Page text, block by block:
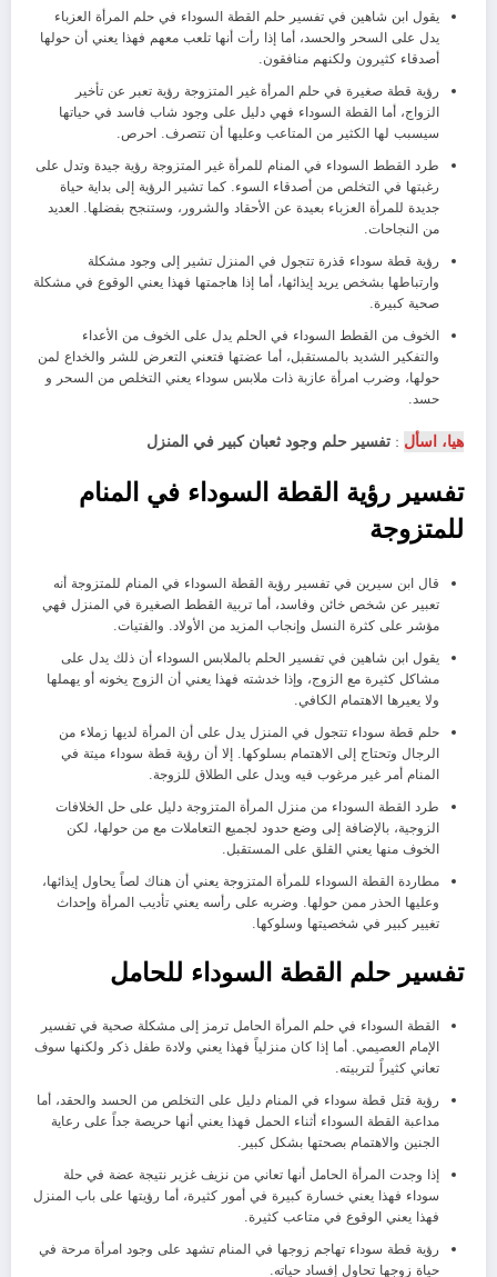
يقول ابن شاهين في تفسير حلم القطة السوداء في حلم المرأة العزباء
يدل على السحر والحسد، أما إذا رأت أنها تلعب معهم فهذا يعني أن حولها
أصدقاء كثيرون ولكنهم منافقون.
رؤية قطة صغيرة في حلم المرأة غير المتزوجة رؤية تعبر عن تأخير
الزواج، أما القطة السوداء فهي دليل على وجود شاب فاسد في حياتها
سيسبب لها الكثير من المتاعب وعليها أن تتصرف. احرص.
طرد القطط السوداء في المنام للمرأة غير المتزوجة رؤية جيدة وتدل على
رغبتها في التخلص من أصدقاء السوء. كما تشير الرؤية إلى بداية حياة
جديدة للمرأة العزباء بعيدة عن الأحقاد والشرور، وستنجح بفضلها. العديد
من النجاحات.
رؤية قطة سوداء قذرة تتجول في المنزل تشير إلى وجود مشكلة
وارتباطها بشخص يريد إيذائها، أما إذا هاجمتها فهذا يعني الوقوع في مشكلة
صحية كبيرة.
الخوف من القطط السوداء في الحلم يدل على الخوف من الأعداء
والتفكير الشديد بالمستقبل، أما عضتها فتعني التعرض للشر والخداع لمن
حولها، وضرب امرأة عازبة ذات ملابس سوداء يعني التخلص من السحر و
حسد.
هيا، اسأل : تفسير حلم وجود ثعبان كبير في المنزل
تفسير رؤية القطة السوداء في المنام
للمتزوجة
قال ابن سيرين في تفسير رؤية القطة السوداء في المنام للمتزوجة أنه
تعبير عن شخص خائن وفاسد، أما تربية القطط الصغيرة في المنزل فهي
مؤشر على كثرة النسل وإنجاب المزيد من الأولاد. والفتيات.
يقول ابن شاهين في تفسير الحلم بالملابس السوداء أن ذلك يدل على
مشاكل كثيرة مع الزوج، وإذا خدشته فهذا يعني أن الزوج يخونه أو يهملها
ولا يعيرها الاهتمام الكافي.
حلم قطة سوداء تتجول في المنزل يدل على أن المرأة لديها زملاء من
الرجال وتحتاج إلى الاهتمام بسلوكها. إلا أن رؤية قطة سوداء ميتة في
المنام أمر غير مرغوب فيه ويدل على الطلاق للزوجة.
طرد القطة السوداء من منزل المرأة المتزوجة دليل على حل الخلافات
الزوجية، بالإضافة إلى وضع حدود لجميع التعاملات مع من حولها، لكن
الخوف منها يعني القلق على المستقبل.
مطاردة القطة السوداء للمرأة المتزوجة يعني أن هناك لصاً يحاول إيذائها،
وعليها الحذر ممن حولها. وضربه على رأسه يعني تأديب المرأة وإحداث
تغيير كبير في شخصيتها وسلوكها.
تفسير حلم القطة السوداء للحامل
القطة السوداء في حلم المرأة الحامل ترمز إلى مشكلة صحية في تفسير
الإمام العصيمي. أما إذا كان منزلياً فهذا يعني ولادة طفل ذكر ولكنها سوف
تعاني كثيراً لتربيته.
رؤية قتل قطة سوداء في المنام دليل على التخلص من الحسد والحقد، أما
مداعبة القطة السوداء أثناء الحمل فهذا يعني أنها حريصة جداً على رعاية
الجنين والاهتمام بصحتها بشكل كبير.
إذا وجدت المرأة الحامل أنها تعاني من نزيف غزير نتيجة عضة في حلة
سوداء فهذا يعني خسارة كبيرة في أمور كثيرة، أما رؤيتها على باب المنزل
فهذا يعني الوقوع في متاعب كثيرة.
رؤية قطة سوداء تهاجم زوجها في المنام تشهد على وجود امرأة مرحة في
حياة زوجها تحاول إفساد حياته.